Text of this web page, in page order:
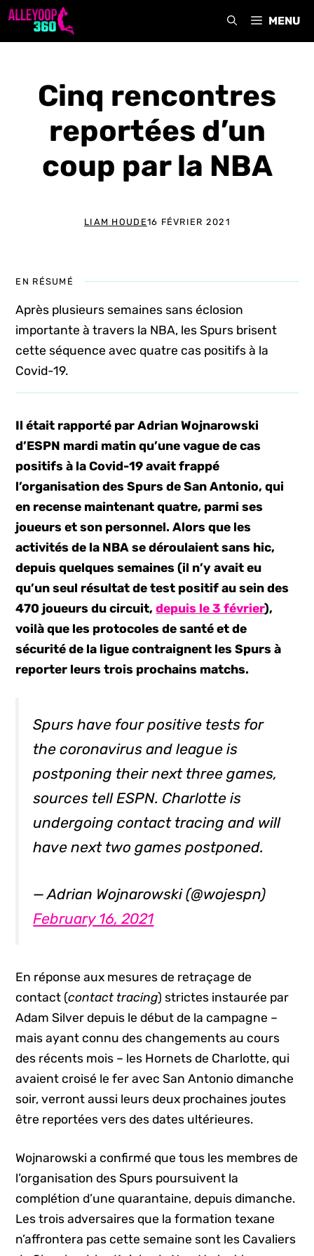
Aller
MENU
Cinq rencontres
reportées d’un
coup par la NBA
LIAM HOUDE16 FÉVRIER 2021
EN RÉSUMÉ
Après plusieurs semaines sans éclosion
importante à travers la NBA, les Spurs brisent
cette séquence avec quatre cas positifs à la
Covid-19.
Il était rapporté par Adrian Wojnarowski
d’ESPN mardi matin qu’une vague de cas
positifs à la Covid-19 avait frappé
l’organisation des Spurs de San Antonio, qui
en recense maintenant quatre, parmi ses
joueurs et son personnel. Alors que les
activités de la NBA se déroulaient sans hic,
depuis quelques semaines (il n’y avait eu
qu’un seul résultat de test positif au sein des
470 joueurs du circuit,depuis le 3 février),
voilà que les protocoles de santé et de
sécurité de la ligue contraignent les Spurs à
reporter leurs trois prochains matchs.
Spurs have four positive tests for
the coronavirus and league is
postponing their next three games,
sources tell ESPN. Charlotte is
undergoing contact tracing and will
have next two games postponed.
— Adrian Wojnarowski (@wojespn)
February 16, 2021
En réponse aux mesures de retraçage de
contact (contact tracing) strictes instaurée par
Adam Silver depuis le début de la campagne –
mais ayant connu des changements au cours
des récents mois – les Hornets de Charlotte, qui
avaient croisé le fer avec San Antonio dimanche
soir, verront aussi leurs deux prochaines joutes
être reportées vers des dates ultérieures.
Wojnarowski a confirmé que tous les membres de
l’organisation des Spurs poursuivent la
complétion d’une quarantaine, depuis dimanche.
Les trois adversaires que la formation texane
n’affrontera pas cette semaine sont les Cavaliers